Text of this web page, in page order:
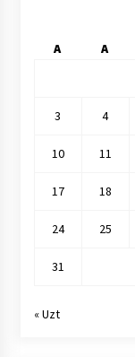
A A
3 4
10 11
17 18
24 25
31
« Uzt